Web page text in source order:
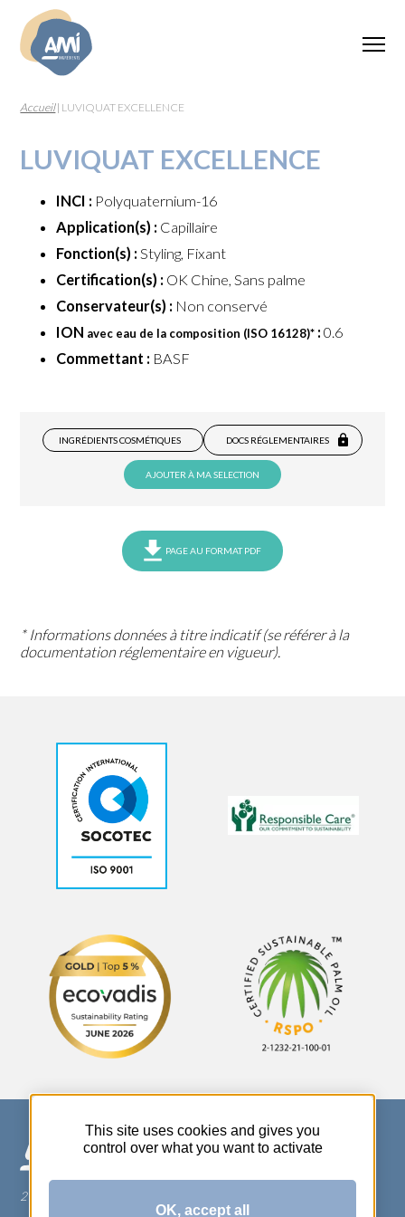
Accueil| LUVIQUAT EXCELLENCE
LUVIQUAT EXCELLENCE
INCI : Polyquaternium-16
Application(s) : Capillaire
Fonction(s) : Styling, Fixant
Certification(s) : OK Chine, Sans palme
Conservateur(s) : Non conservé
ION avec eau de la composition (ISO 16128)* : 0.6
Commettant : BASF
INGRÉDIENTS COSMÉTIQUES DOCS RÉGLEMENTAIRES
AJOUTER À MA SELECTION
PAGE AU FORMAT PDF
* Informations données à titre indicatif (se référer à la
documentation réglementaire en vigueur).
270 Rue Thérèse Planiol - 37310 TAUXIGNY
This site uses cookies and gives you
control over what you want to activate
OK, accept all